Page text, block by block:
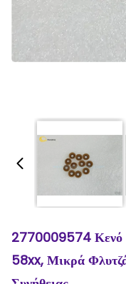
2770009574 Κενό
58xx, Μικρά